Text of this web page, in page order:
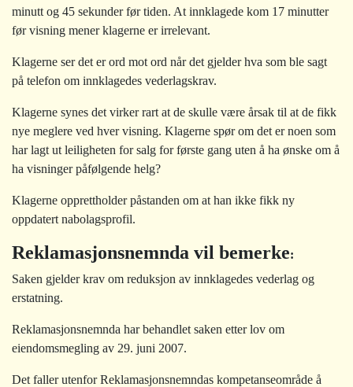
minutt og 45 sekunder før tiden. At innklagede kom 17 minutter
før visning mener klagerne er irrelevant.
Klagerne ser det er ord mot ord når det gjelder hva som ble sagt
på telefon om innklagedes vederlagskrav.
Klagerne synes det virker rart at de skulle være årsak til at de fikk
nye meglere ved hver visning. Klagerne spør om det er noen som
har lagt ut leiligheten for salg for første gang uten å ha ønske om å
ha visninger påfølgende helg?
Klagerne opprettholder påstanden om at han ikke fikk ny
oppdatert nabolagsprofil.
Reklamasjonsnemnda vil bemerke:
Saken gjelder krav om reduksjon av innklagedes vederlag og
erstatning.
Reklamasjonsnemnda har behandlet saken etter lov om
eiendomsmegling av 29. juni 2007.
Det faller utenfor Reklamasjonsnemndas kompetanseområde å